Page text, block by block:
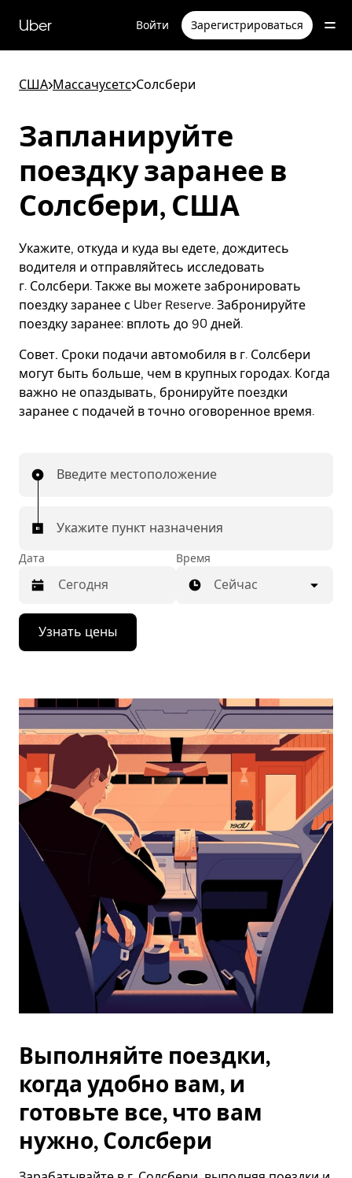
перейти
к
Uber Войти Зарегистрироваться
США>Массачусетс>Солсбери
Запланируйте
поездку заранее в
Солсбери, США
Укажите, откуда и куда вы едете, дождитесь
водителя и отправляйтесь исследовать
г. Солсбери. Также вы можете забронировать
поездку заранее с Uber Reserve. Забронируйте
поездку заранее: вплоть до 90 дней.
Совет. Сроки подачи автомобиля в г. Солсбери
могут быть больше, чем в крупных городах. Когда
важно не опаздывать, бронируйте поездки
заранее с подачей в точно оговоренное время.
Введите местоположение
Укажите пункт назначения
Дата
Нажмите
стрелку
вниз,
календарю
выбрать
дату.
Чтобы
закрыть
календарь,
нажмите
Esc.
Время
Сейчас
Узнать цены
Выполняйте поездки,
когда удобно вам, и
готовьте все, что вам
нужно, Солсбери